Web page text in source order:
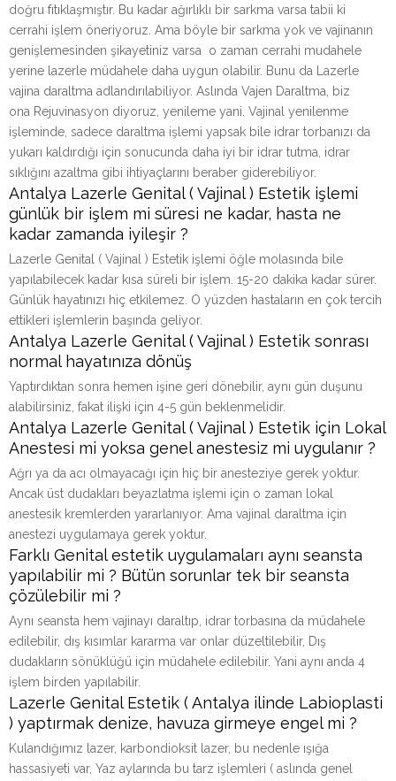
doğru fıtıklaşmıştır. Bu kadar ağırlıklı bir sarkma varsa tabii ki
cerrahi işlem öneriyoruz. Ama böyle bir sarkma yok ve vajinanın
genişlemesinden şikayetiniz varsa o zaman cerrahi mudahele
yerine lazerle müdahele daha uygun olabilir. Bunu da Lazerle
vajina daraltma adlandırılabiliyor. Aslında Vajen Daraltma, biz
ona Rejuvinasyon diyoruz, yenileme yani. Vajinal yenilenme
işleminde, sadece daraltma işlemi yapsak bile idrar torbanızı da
yukarı kaldırdığı için sonucunda daha iyi bir idrar tutma, idrar
sıklığını azaltma gibi ihtiyaçlarını beraber giderebiliyor.
Antalya Lazerle Genital ( Vajinal ) Estetik işlemi
günlük bir işlem mi süresi ne kadar, hasta ne
kadar zamanda iyileşir ?
Lazerle Genital ( Vajinal ) Estetik işlemi öğle molasında bile
yapılabilecek kadar kısa süreli bir işlem. 15-20 dakika kadar sürer.
Günlük hayatınızı hiç etkilemez. O yüzden hastaların en çok tercih
ettikleri işlemlerin başında geliyor.
Antalya Lazerle Genital ( Vajinal ) Estetik sonrası
normal hayatınıza dönüş
Yaptırdıktan sonra hemen işine geri dönebilir, aynı gün duşunu
alabilirsiniz, fakat ilişki için 4-5 gün beklenmelidir.
Antalya Lazerle Genital ( Vajinal ) Estetik için Lokal
Anestesi mi yoksa genel anestesiz mi uygulanır ?
Ağrı ya da acı olmayacağı için hiç bir anesteziye gerek yoktur.
Ancak üst dudakları beyazlatma işlemi için o zaman lokal
anestesik kremlerden yararlanıyor. Ama vajinal daraltma için
anestezi uygulamaya gerek yoktur.
Farklı Genital estetik uygulamaları aynı seansta
yapılabilir mi ? Bütün sorunlar tek bir seansta
çözülebilir mi ?
Aynı seansta hem vajinayı daraltıp, idrar torbasına da müdahele
edilebilir, dış kısımlar kararma var onlar düzeltilebilir, Dış
dudakların sönüklüğü için müdahele edilebilir. Yani aynı anda 4
işlem birden yapılabilir.
Lazerle Genital Estetik ( Antalya ilinde Labioplasti
) yaptırmak denize, havuza girmeye engel mi ?
Kulandığımız lazer, karbondioksit lazer, bu nedenle ışığa
hassasiyeti var, Yaz aylarında bu tarz işlemleri ( aslında genel